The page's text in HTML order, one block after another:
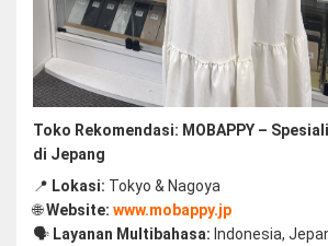
Toko Rekomendasi: MOBAPPY –
di Jepang
📍 Lokasi: Tokyo & Nagoya
🌐Website: www.mobappy.jp
🗣️ Layanan Multibahasa: Indonesia,